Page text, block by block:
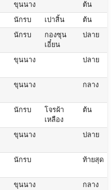
ขุนนาง
ต้น
นักรบ เปาสิ้น
ต้น
นักรบ
กองซุน
เอี๋ยน
ปลาย
ขุนนาง ปลาย
ขุนนาง กลาง
นักรบ
โจรผ้า
เหลือง
ต้น
ขุนนาง ปลาย
นักรบ ท้ายสุด
ขุนนาง กลาง